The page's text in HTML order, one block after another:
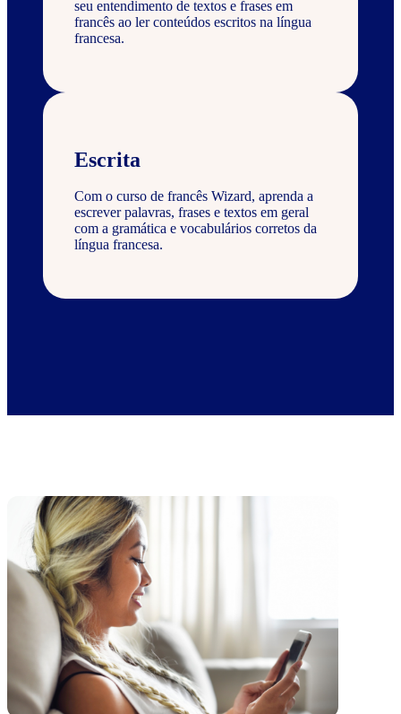
seu entendimento de textos e frases em
francês ao ler conteúdos escritos na língua
francesa.
Escrita
Com o curso de francês Wizard, aprenda a
escrever palavras, frases e textos em geral
com a gramática e vocabulários corretos da
língua francesa.